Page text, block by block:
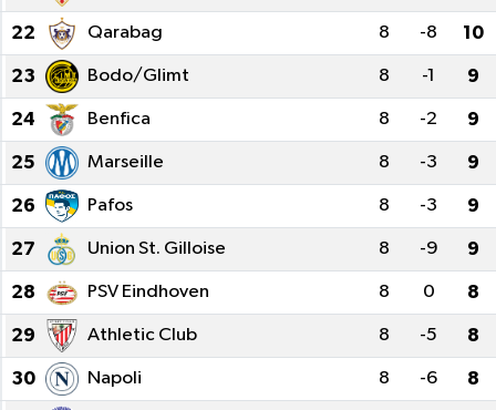
22 Qarabag 8 -8 10
23 Bodo/Glimt 8 -1 9
24 Benfica 8 -2 9
25 Marseille 8 -3 9
26 Pafos 8 -3 9
27 Union St. Gilloise 8 -9 9
28 PSV Eindhoven 8 0 8
29 Athletic Club 8 -5 8
30 Napoli 8 -6 8